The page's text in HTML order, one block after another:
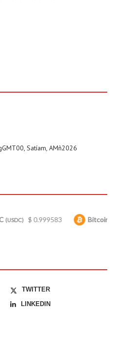
Satíam, AMñ2026
Bitcoin(BTC) $
TWITTER
LINKEDIN